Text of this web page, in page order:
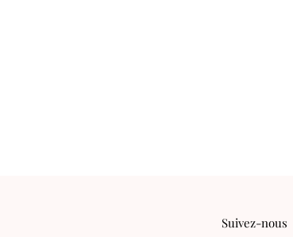
Suivez-nous